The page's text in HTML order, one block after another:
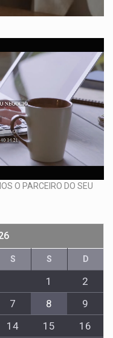
O PARCEIRO DO SEU
S S D
1
2
7 8
9
14 15
16